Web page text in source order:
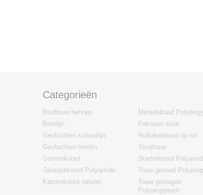
Categorieën
Bindtouw hennep
Bootlijn
Gevlochten schootlijn
Gevlochten trimlijn
Gummikoord
Jalouziekoord Polyamide
Katoenkoord naturel
Metseldraad
Paktouw sisal
Rolluikenband op rol
Sisaltouw
Starterkoord
Touw geruwd
Touw geslagen
Polypropyleen